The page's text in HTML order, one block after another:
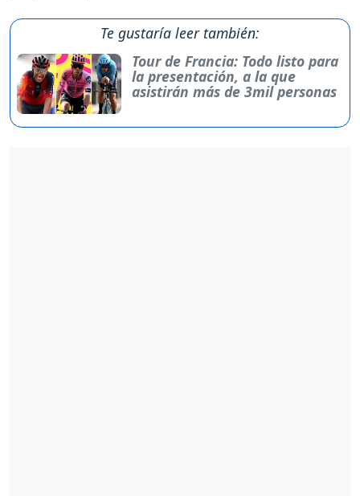
Te gustaría leer también:
Tour de Francia: Todo listo para
la presentación, a la que
asistirán más de 3mil personas